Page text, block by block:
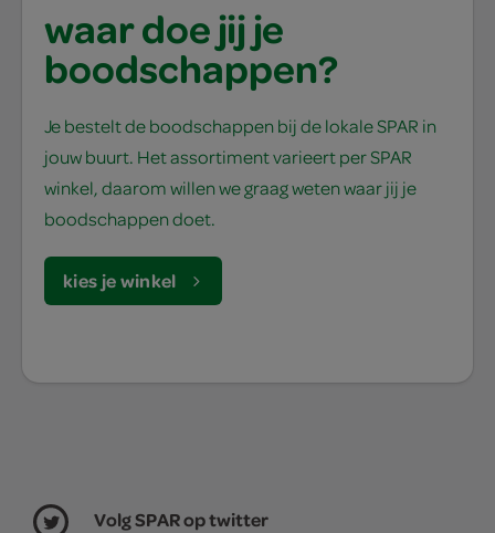
waar doe jij je
boodschappen?
Je bestelt de boodschappen bij de lokale SPAR in
jouw buurt. Het assortiment varieert per SPAR
winkel, daarom willen we graag weten waar jij je
boodschappen doet.
kies je winkel
Volg SPAR op twitter